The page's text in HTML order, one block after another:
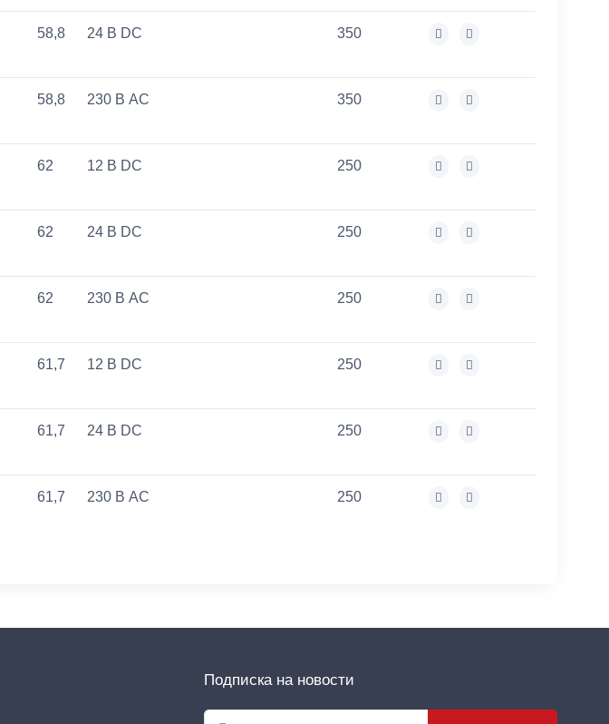
58,8 24 В DC 350
58,8 230 В AC 350
62 12 В DC 250
62 24 В DC 250
62 230 В AC 250
61,7 12 В DC 250
61,7 24 В DC 250
61,7 230 В AC 250
Подписка на новости